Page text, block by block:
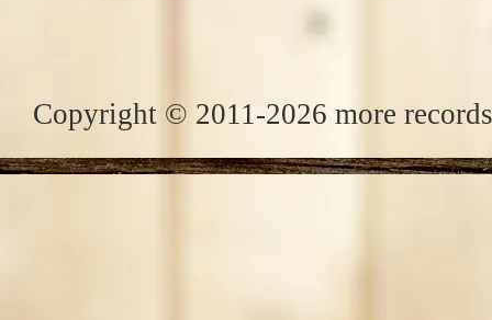
Copyright © 2011-2026 more